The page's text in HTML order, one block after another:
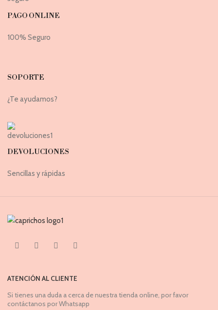
PAGO ONLINE
100% Seguro
SOPORTE
¿Te ayudamos?
DEVOLUCIONES
Sencillas y rápidas
ATENCIÓN AL CLIENTE
Si tienes una duda a cerca de nuestra tienda online, por favor
contáctanos por Whatsapp